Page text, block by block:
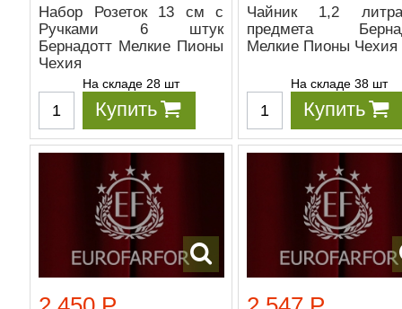
Набор Розеток 13 см с
Ручками 6 штук
Бернадотт Мелкие Пионы
Чехия
На складе 28 шт
Купить
Чайник 1,2
предмета
Мелкие Пионы Чехия
На складе 38 шт
Купить